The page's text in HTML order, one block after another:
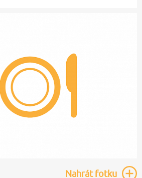
Nahrátfotku